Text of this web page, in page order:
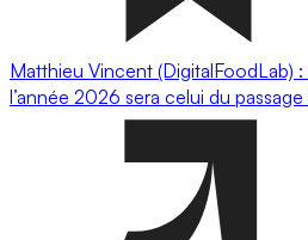
Matthieu Vincent (DigitalFoodLab)
l’année 2026 sera celui du passage